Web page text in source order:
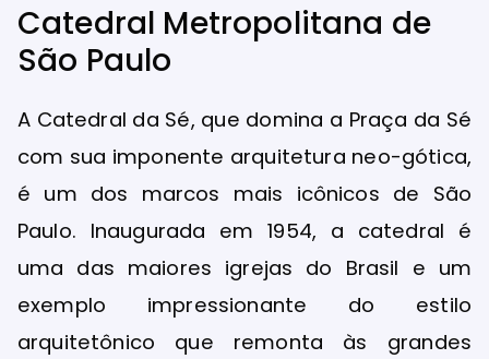
Catedral Metropolitana de
São Paulo
A Catedral da Sé, que domina a Praça da Sé
com sua imponente arquitetura neo-gótica,
é um dos marcos mais icônicos de São
Paulo. Inaugurada em 1954, a catedral é
uma das maiores igrejas do Brasil e um
exemplo impressionante do estilo
arquitetônico que remonta às grandes